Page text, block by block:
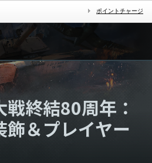
ポイントチャージ
終結80周年：
飾＆プレイヤー